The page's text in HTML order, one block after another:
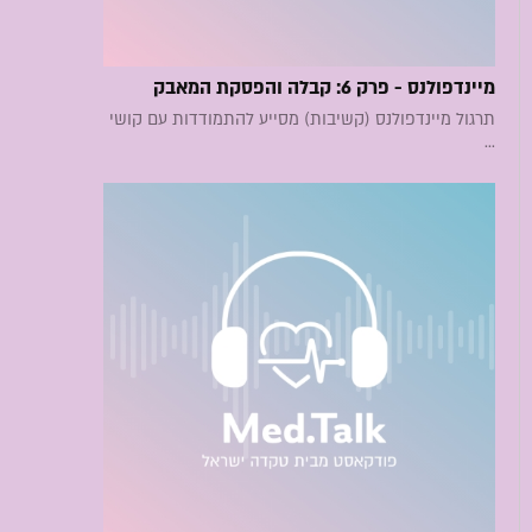
מיינדפולנס - פרק 6: קבלה והפסקת המאבק
תרגול מיינדפולנס (קשיבות) מסייע להתמודדות עם קושי
...